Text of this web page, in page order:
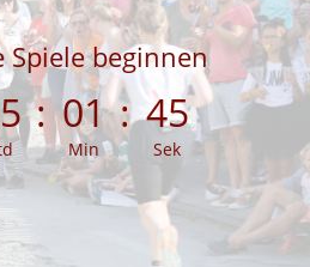
Spiele beginnen
: 01
Min
: 43
Sek